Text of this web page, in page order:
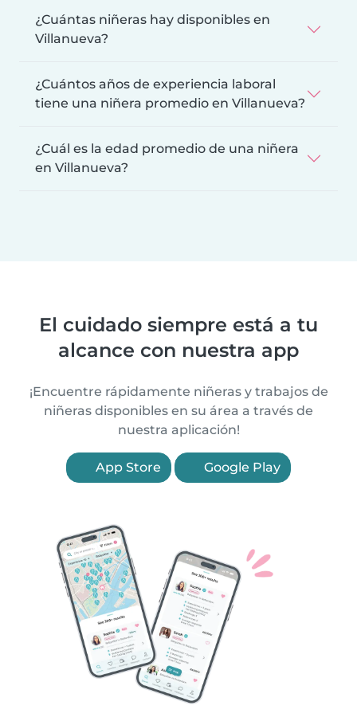
¿Cuántas niñeras hay disponibles en
Villanueva?
¿Cuántos años de experiencia laboral
tiene una niñera promedio en Villanueva?
¿Cuál es la edad promedio de una niñera
en Villanueva?
El cuidado siempre está a tu
alcance con nuestra app
¡Encuentre rápidamente niñeras y trabajos de
niñeras disponibles en su área a través de
nuestra aplicación!
App Store Google Play